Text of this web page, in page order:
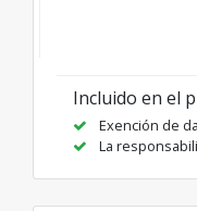
Incluido en el
Exención de
La